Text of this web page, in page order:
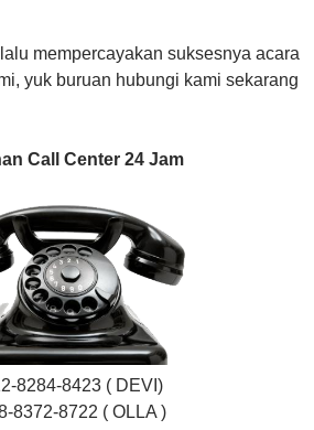
mempercayakan suksesnya acara
yuk buruan hubungi kami sekarang
Call Center 24 Jam
8284-8423 ( DEVI)
8372-8722 ( OLLA )